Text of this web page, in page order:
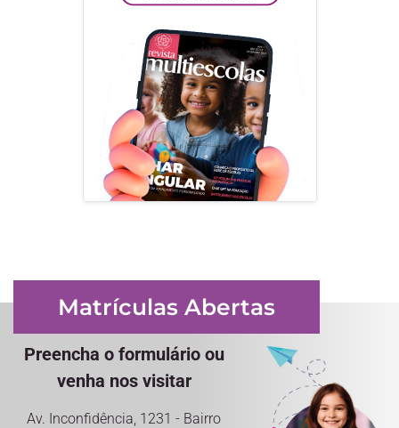
Matrículas Abertas
Preencha o formulário ou
venha nos visitar
Av. Inconfidência, 1231 - Bairro